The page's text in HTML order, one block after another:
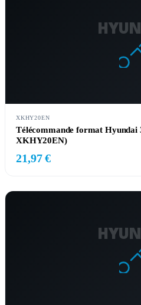
XKHY20EN
Télécommande format Hyundai
XKHY20EN)
21,97 €